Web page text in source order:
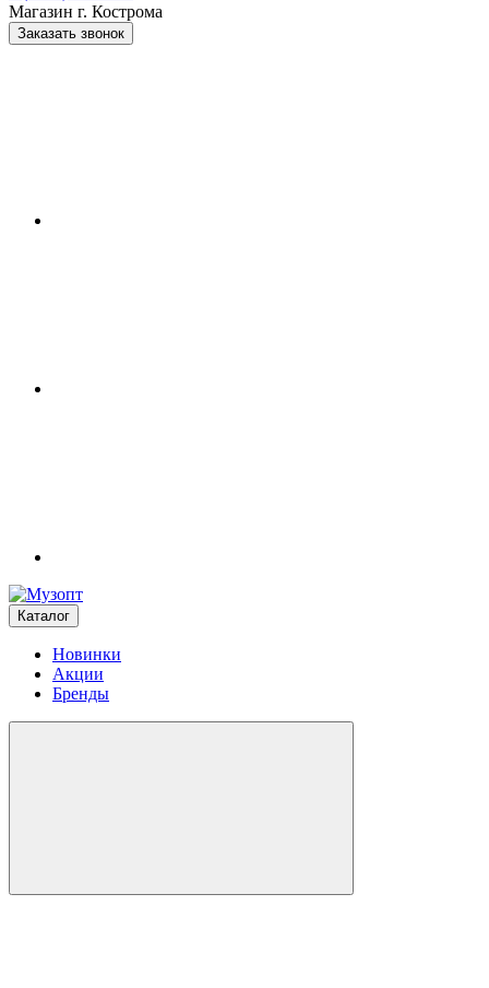
Магазин г. Кострома
Заказать звонок
Каталог
Новинки
Акции
Бренды